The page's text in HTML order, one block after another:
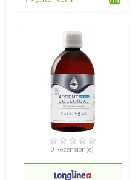
VERFÜGBAR
0 Rezension(e)